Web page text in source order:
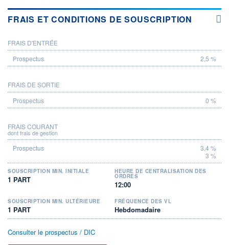
FRAIS ET CONDITIONS DE SOUSCRIPTION
PROSPECTUS
FRAIS D'ENTRÉE
2,5 %
FRAIS DE SORTIE
0 %
FRAIS COURANT
dont frais de gestion
3,4 %
3 %
SOUSCRIPTION MIN. INITIALE
1 PART
HEURE DE CENTRALISATION DES
ORDRES
12:00
SOUSCRIPTION MIN. ULTÉRIEURE
1 PART
FRÉQUENCE DES VL
Hebdomadaire
Consulter le prospectus / DIC